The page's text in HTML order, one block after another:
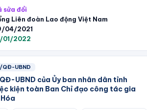
sửa đổi
Liên đoàn Lao động Việt Nam
04/2021
01/2022
QĐ-UBND
UBND của Ủy ban nhân dân tỉnh
kiện toàn Ban Chỉ đạo công tác gia